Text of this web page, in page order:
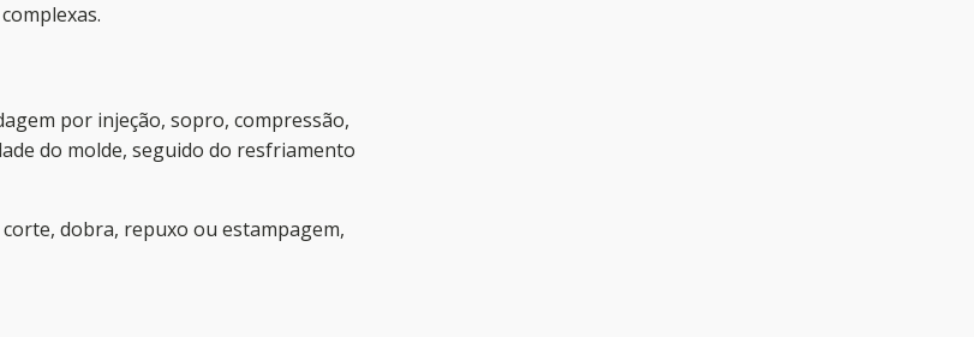
por injeção, sopro, compressão,
do molde, seguido do resfriamento
dobra, repuxo ou estampagem,